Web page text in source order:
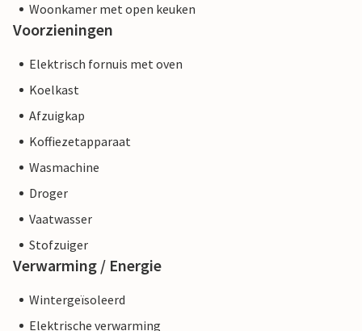
Woonkamer met open keuken
Voorzieningen
Elektrisch fornuis met oven
Koelkast
Afzuigkap
Koffiezetapparaat
Wasmachine
Droger
Vaatwasser
Stofzuiger
Verwarming / Energie
Wintergeïsoleerd
Elektrische verwarming